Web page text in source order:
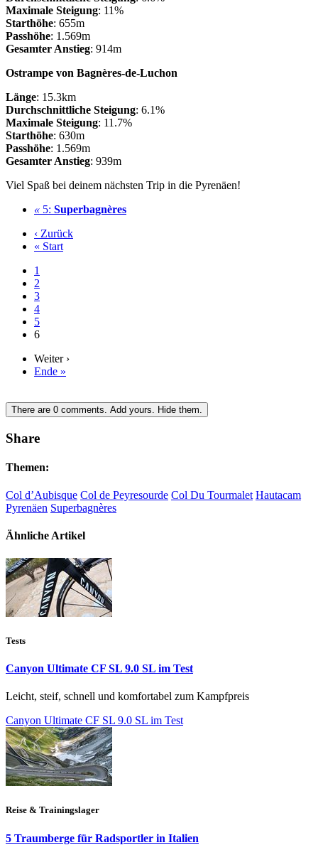
Maximale Steigung: 11%
Starthöhe: 655m
Passhöhe: 1.569m
Gesamter Anstieg: 914m
Ostrampe von Bagnères-de-Luchon
Länge: 15.3km
Durchschnittliche Steigung: 6.1%
Maximale Steigung: 11.7%
Starthöhe: 630m
Passhöhe: 1.569m
Gesamter Anstieg: 939m
Viel Spaß bei deinem nächsten Trip in die Pyrenäen!
« 5: Superbagnères
‹ Zurück
« Start
1
2
3
4
5
6
Weiter ›
Ende »
There are 0 comments. Add yours. Hide them.
Share
Themen:
Col d’Aubisque Col de Peyresourde Col Du Tourmalet Hautacam
Pyrenäen Superbagnères
Ähnliche Artikel
Tests
Canyon Ultimate CF SL 9.0 SL im Test
Leicht, steif, schnell und komfortabel zum Kampfpreis
Canyon Ultimate CF SL 9.0 SL im Test
Reise & Trainingslager
5 Traumberge für Radsportler in Italien